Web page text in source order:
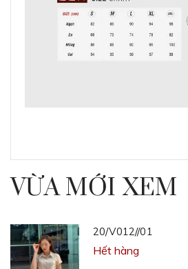
VỪA MỚI XEM
20/V012//01
Hết hàng